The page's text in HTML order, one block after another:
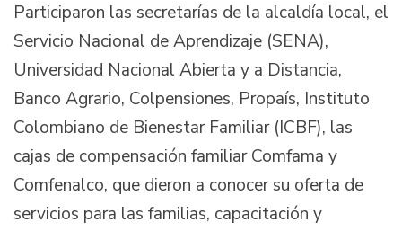
Participaron las secretarías de la alcaldía local, el
Servicio Nacional de Aprendizaje (SENA),
Universidad Nacional Abierta y a Distancia,
Banco Agrario, Colpensiones, Propaís, Instituto
Colombiano de Bienestar Familiar (ICBF), las
cajas de compensación familiar Comfama y
Comfenalco, que dieron a conocer su oferta de
servicios para las familias, capacitación y